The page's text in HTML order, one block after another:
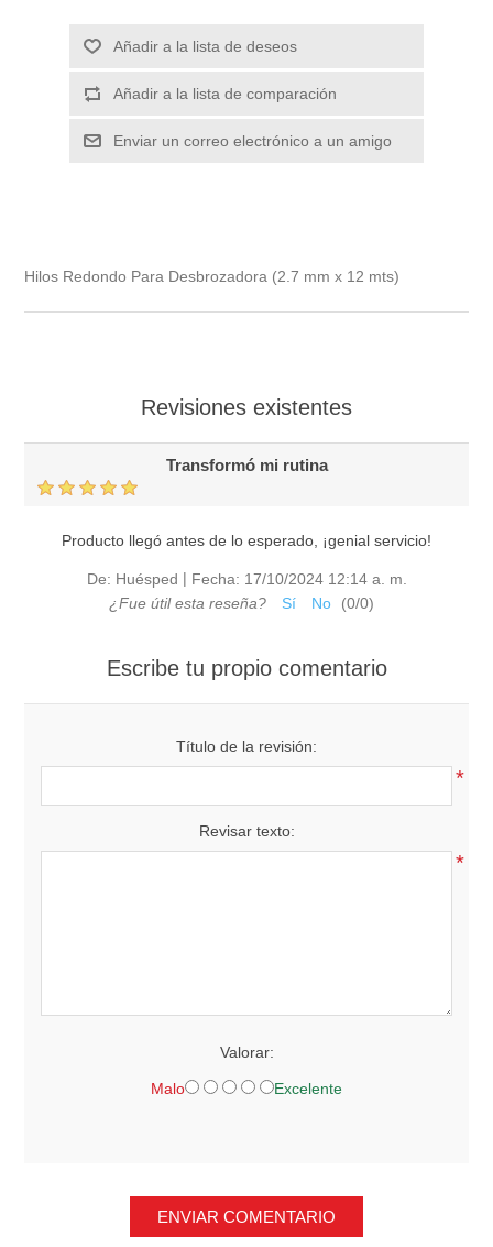
Añadir a la lista de deseos
Añadir a la lista de comparación
Enviar un correo electrónico a un amigo
Hilos Redondo Para Desbrozadora (2.7 mm x 12 mts)
Revisiones existentes
Transformó mi rutina
Producto llegó antes de lo esperado, ¡genial servicio!
De: Huésped | Fecha: 17/10/2024 12:14 a. m.
¿Fue útil esta reseña?
Sí No (0/0)
Escribe tu propio comentario
Título de la revisión:
*
Revisar texto:
*
Valorar:
Malo Excelente
ENVIAR COMENTARIO